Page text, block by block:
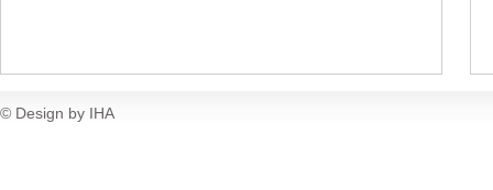
© Design by IHA